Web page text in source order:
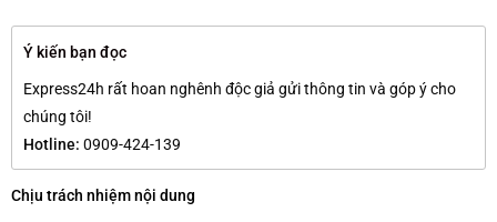
Ý kiến bạn đọc
Express24h rất hoan nghênh độc giả gửi thông tin và góp ý cho
chúng tôi!
Hotline: 0909-424-139
Chịu trách nhiệm nội dung